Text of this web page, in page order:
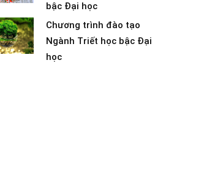
bậc Đại học
Chương trình đào tạo
Ngành Triết học bậc Đại
học